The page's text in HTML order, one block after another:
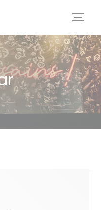
de cookies